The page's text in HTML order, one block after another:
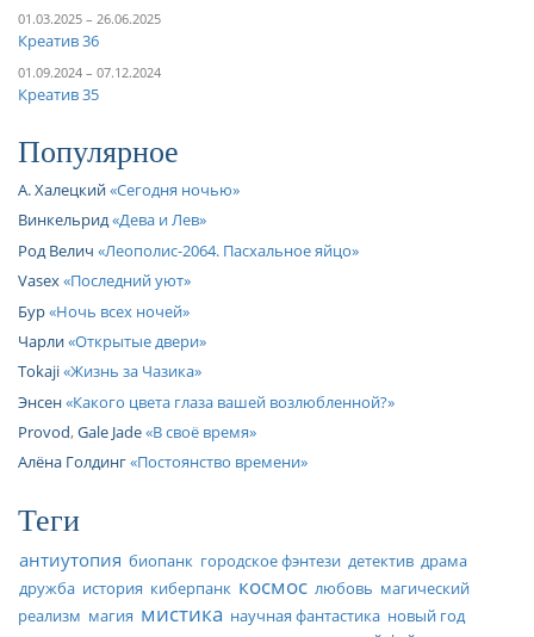
01.03.2025 – 26.06.2025
Креатив 36
01.09.2024 – 07.12.2024
Креатив 35
Популярное
А. Халецкий Сегодня ночью
Винкельрид Дева и Лев
Род Велич Леополис-2064. Пасхальное яйцо
Vasex Последний уют
Бур Ночь всех ночей
Чарли Открытые двери
Tokaji Жизнь за Чазика
Энсен Какого цвета глаза вашей возлюбленной?
Provod,Gale Jade В своё время
Алёна Голдинг Постоянство времени
Теги
антиутопия биопанк городское фэнтези детектив драма
дружба история киберпанк космос любовь магический
реализм магия мистика научная фантастика новый год